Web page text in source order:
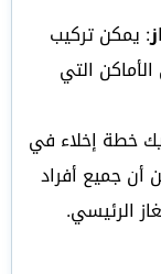
: يمكن تركيب
التي
خطة إخلاء في
أن جميع أفراد
الرئيسي.